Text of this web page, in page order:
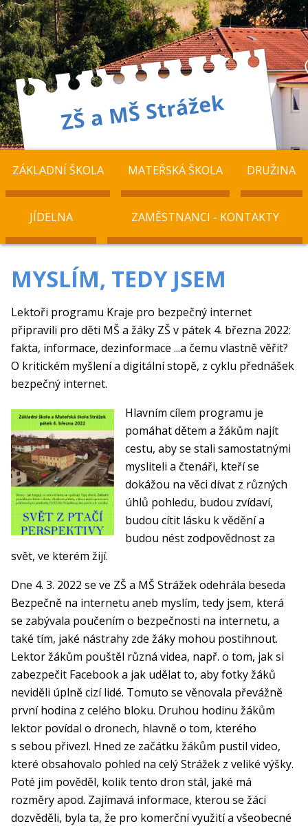
ZÁKLADNÍ ŠKOLA MATEŘSKÁ ŠKOLA DRUŽINA
JÍDELNA ZAMĚSTNANCI - KONTAKTY
MYSLÍM, TEDY JSEM
Lektoři programu Kraje pro bezpečný internet
připravili pro děti MŠ a žáky ZŠ v pátek 4. března 2022:
fakta, informace, dezinformace ...a čemu vlastně věřit?
O kritickém myšlení a digitální stopě, z cyklu přednášek
bezpečný internet.
Hlavním cílem programu je
pomáhat dětem a žákům najít
cestu, aby se stali samostatnými
mysliteli a čtenáři, kteří se
dokážou na věci dívat z různých
úhlů pohledu, budou zvídaví,
budou cítit lásku k vědění a
budou nést zodpovědnost za
svět, ve kterém žijí.
Dne 4. 3. 2022 se ve ZŠ a MŠ Strážek odehrála beseda
Bezpečně na internetu aneb myslím, tedy jsem, která
se zabývala poučením o bezpečnosti na internetu, a
také tím, jaké nástrahy zde žáky mohou postihnout.
Lektor žákům pouštěl různá videa, např. o tom, jak si
zabezpečit Facebook a jak udělat to, aby fotky žáků
neviděli úplně cizí lidé. Tomuto se věnovala převážně
první hodina z celého bloku. Druhou hodinu žákům
lektor povídal o dronech, hlavně o tom, kterého
s sebou přivezl. Hned ze začátku žákům pustil video,
které obsahovalo pohled na celý Strážek z veliké výšky.
Poté jim pověděl, kolik tento dron stál, jaké má
rozměry apod. Zajímavá informace, kterou se žáci
dozvěděli, byla ta, že pro komerční využití a všeobecné